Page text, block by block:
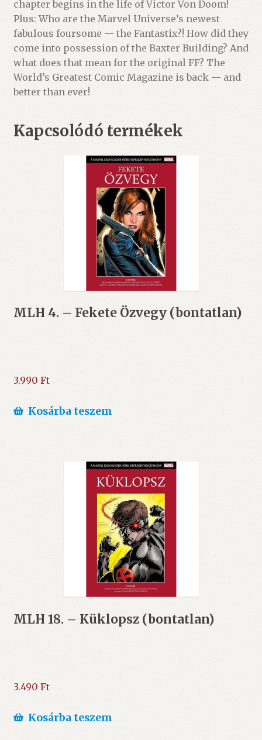
chapter begins in the life of Victor Von Doom!
Plus: Who are the Marvel Universe’s newest
fabulous foursome — the Fantastix?! How did they
come into possession of the Baxter Building? And
what does that mean for the original FF? The
World’s Greatest Comic Magazine is back — and
better than ever!
Kapcsolódó termékek
MLH 4. – Fekete Özvegy (bontatlan)
3.990 Ft
Kosárba teszem
MLH 18. – Küklopsz (bontatlan)
3.490 Ft
Kosárba teszem